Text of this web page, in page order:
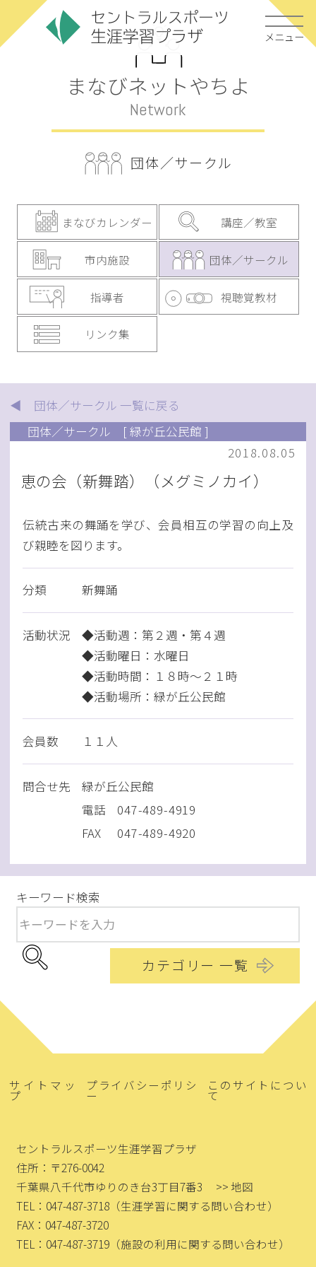
メニュー
まなびネットやちよ
Network
団体／サークル
まなびカレンダー 講座／教室
市内施設 団体／サークル
指導者 視聴覚教材
リンク集
◀ 団体／サークル 一覧に戻る
団体／サークル
[ 緑が丘公民館 ]
2018.08.05
恵の会（新舞踏）（メグミノカイ）
伝統古来の舞踊を学び、会員相互の学習の向上及
び親睦を図ります。
分類 新舞踊
活動状況
◆活動週：第２週・第４週
◆活動曜日：水曜日
◆活動時間：１８時～２１時
◆活動場所：緑が丘公民館
会員数 １１人
問合せ先
緑が丘公民館
電話
047-489-4919
FAX
047-489-4920
キーワード検索
カテゴリー 一覧
サイトマッ
プ
プライバシーポリシ
ー
このサイトについ
て
セントラルスポーツ生涯学習プラザ
住所：〒276-0042
千葉県八千代市ゆりのき台3丁目7番3
>> 地図
TEL：047-487-3718 （生涯学習に関する問い合わせ）
FAX：047-487-3720
TEL：047-487-3719 （施設の利用に関する問い合わせ）